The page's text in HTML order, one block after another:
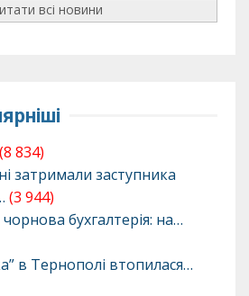
всі новини
(8 834)
затримали заступника
(3 944)
бухгалтерія: на…
в Тернополі втопилася…